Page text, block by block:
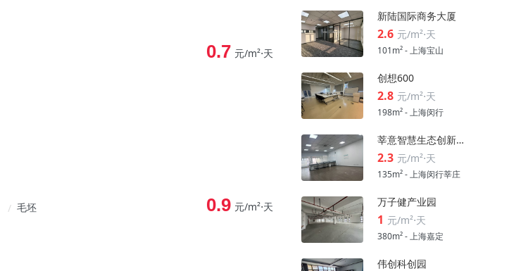
0.7 元/m²⋅天
/ 毛坯
0.9 元/m²⋅天
新陆国际商务大厦
2.6 元/m²⋅天
101m² - 上海宝山
创想600
2.8 元/m²⋅天
198m² - 上海闵行
莘意智慧生态创新科技园
2.3 元/m²⋅天
135m² - 上海闵行莘庄
万子健产业园
1 元/m²⋅天
380m² - 上海嘉定
伟创科创园